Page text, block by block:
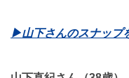
▶︎山下さんのスナップ